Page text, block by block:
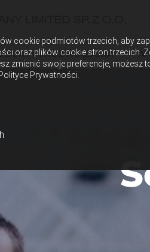
cookie podmiotów trzecich, aby
oraz plików cookie stron trzecich.
zmienić swoje preferencje,
Prywatności.
I ROZWIĄZANIA